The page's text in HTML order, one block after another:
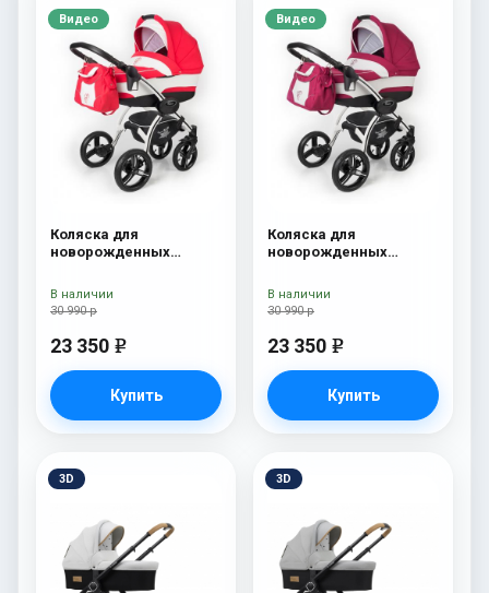
Видео
Коляска для
новорожденных
White) Red Lux
30 990 р
23 350 e
Купить
В наличии
Видео
Коляска для
новорожденных
White) Borduex
30 990 р
23 350 e
Купить
В наличии
3D 3D